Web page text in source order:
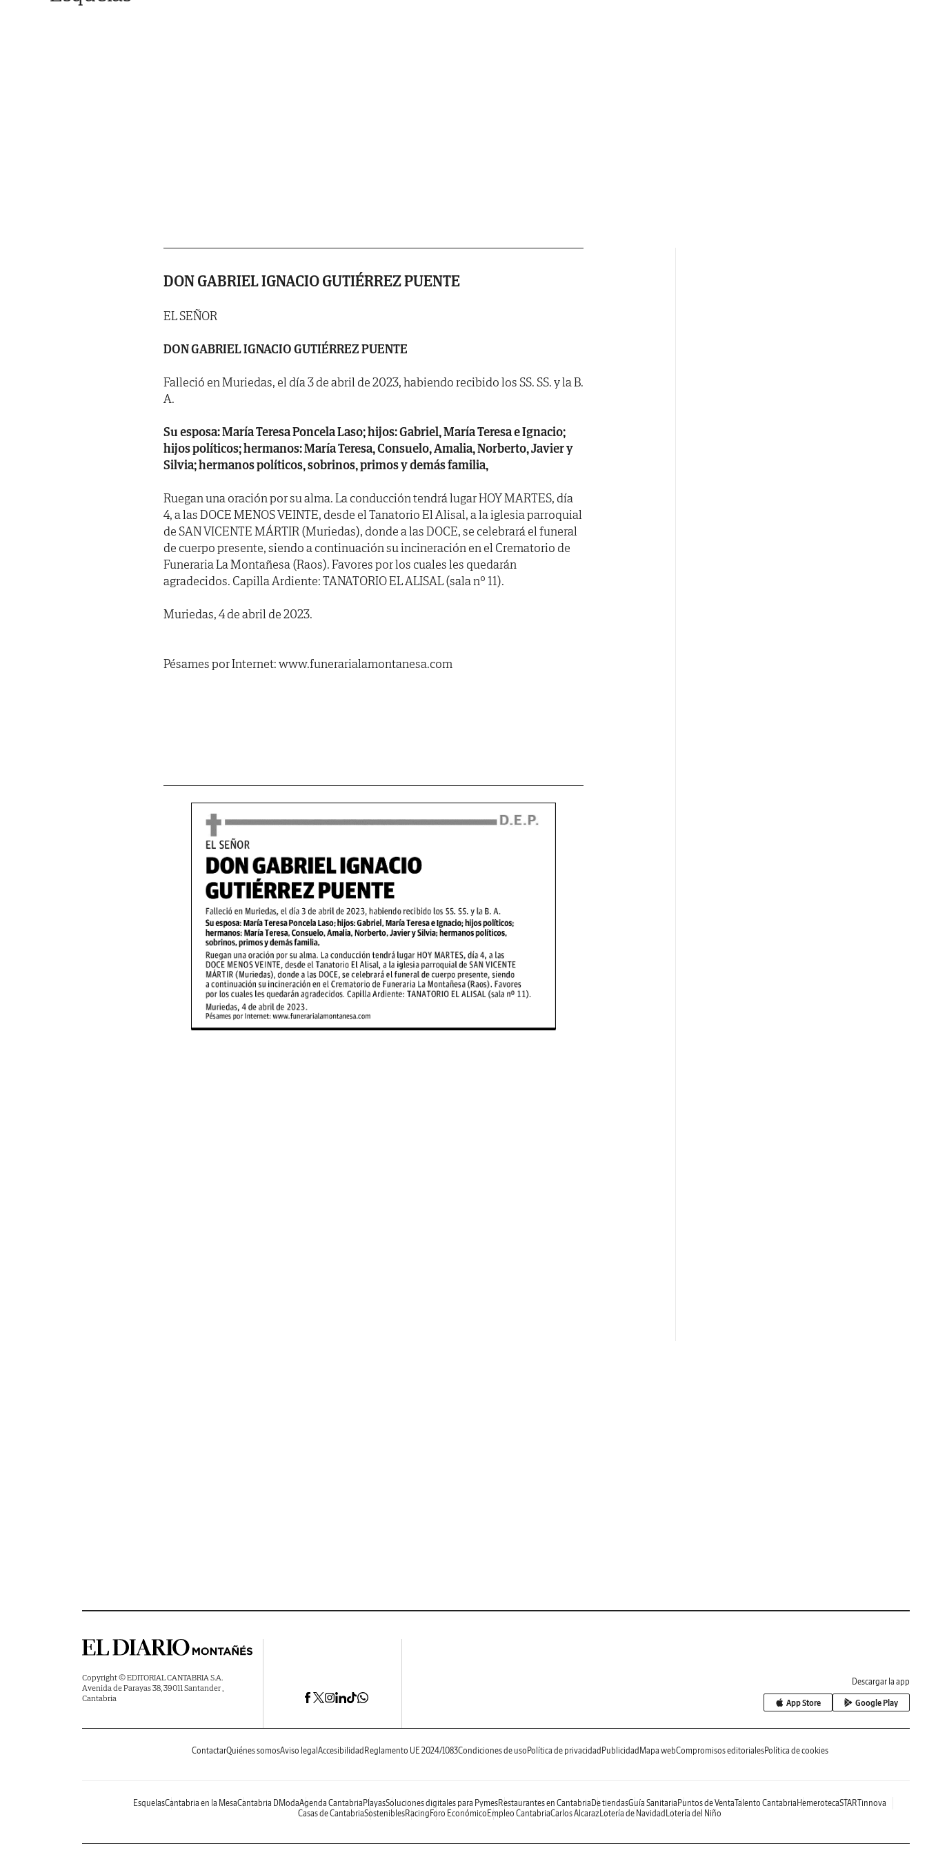
DON GABRIEL IGNACIO GUTIÉRREZ PUENTE
EL SEÑOR
DON GABRIEL IGNACIO GUTIÉRREZ PUENTE
Falleció en Muriedas, el día 3 de abril de 2023, habiendo recibido los SS. SS. y la B.
A.
Su esposa: María Teresa Poncela Laso; hijos: Gabriel, María Teresa e Ignacio;
hijos políticos; hermanos: María Teresa, Consuelo, Amalia, Norberto, Javier y
Silvia; hermanos políticos, sobrinos, primos y demás familia,
Ruegan una oración por su alma. La conducción tendrá lugar HOY MARTES, día
4, a las DOCE MENOS VEINTE, desde el Tanatorio El Alisal, a la iglesia parroquial
de SAN VICENTE MÁRTIR (Muriedas), donde a las DOCE, se celebrará el funeral
de cuerpo presente, siendo a continuación su incineración en el Crematorio de
Funeraria La Montañesa (Raos). Favores por los cuales les quedarán
agradecidos. Capilla Ardiente: TANATORIO EL ALISAL (sala nº 11).
Muriedas, 4 de abril de 2023.
Pésames por Internet: www.funerarialamontanesa.com
Copyright © EDITORIAL CANTABRIA S.A.
Avenida de Parayas 38, 39011 Santander ,
Cantabria
Descargar la app
App Store Google Play
ContactarQuiénes somosAviso legal Accesibilidad Reglamento UE 2024/1083Condiciones de uso Política de privacidad Publicidad Mapa webCompromisos editorialesPolítica de cookies
EsquelasCantabria en la MesaCantabria DModaAgenda Cantabria PlayasSoluciones digitales para PymesRestaurantes en Cantabria De tiendasGuía Sanitaria Puntos de VentaTalento Cantabria HemerotecaSTARTinnova
Casas de CantabriaSosteniblesRacing Foro Económico Empleo CantabriaCarlos AlcarazLotería de Navidad Lotería del Niño